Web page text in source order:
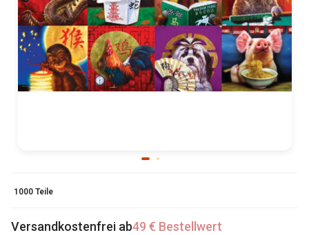
1000 Teile
Versandkostenfrei ab49 € Bestellwert